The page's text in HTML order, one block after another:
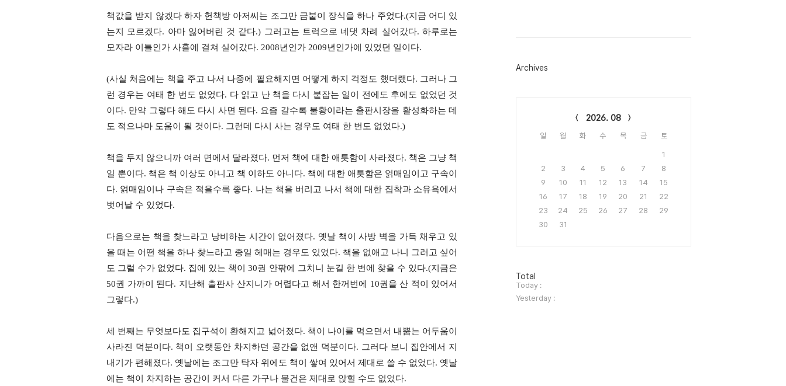
책값을 받지 않겠다 하자 헌책방 아저씨는 조그만 금붙이 장식을 하나 주었다.(지금 어디 있
는지 모르겠다. 아마 잃어버린 것 같다.) 그러고는 트럭으로 네댓 차례 실어갔다.하루로는
모자라 이틀인가 사흘에 걸쳐 실어갔다. 2008년인가 2009년인가에 있었던 일이다.
(사실 처음에는 책을 주고 나서 나중에 필요해지면 어떻게 하지 걱정도 했더랬다. 그러나 그
런 경우는 여태 한 번도 없었다. 다 읽고 난 책을 다시 붙잡는 일이 전에도 후에도 없었던 것
이다. 만약 그렇다 해도 다시 사면 된다. 요즘 갈수록 불황이라는 출판시장을 활성화하는 데
도 적으나마 도움이 될 것이다. 그런데 다시 사는 경우도 여태 한 번도 없었다.)
책을 두지 않으니까 여러 면에서 달라졌다. 먼저 책에 대한 애틋함이 사라졌다. 책은 그냥 책
일 뿐이다. 책은 책 이상도 아니고 책 이하도 아니다. 책에 대한 애틋함은 얽매임이고 구속이
다. 얽매임이나 구속은 적을수록 좋다. 나는 책을 버리고 나서 책에 대한 집착과 소유욕에서
벗어날 수 있었다.
다음으로는 책을 찾느라고 낭비하는 시간이 없어졌다. 옛날 책이 사방 벽을 가득 채우고 있
을 때는 어떤 책을 하나 찾느라고 종일 헤매는 경우도 있었다. 책을 없애고 나니 그러고 싶어
도 그럴 수가 없었다. 집에 있는 책이30권 안팎에 그치니 눈길 한 번에 찾을 수 있다.(지금은
50권 가까이 된다. 지난해 출판사 산지니가 어렵다고 해서 한꺼번에 10권을 산 적이 있어서
그렇다.)
세 번째는 무엇보다도 집구석이 환해지고 넓어졌다. 책이 나이를 먹으면서 내뿜는 어두움이
사라진 덕분이다. 책이 오랫동안 차지하던 공간을 없앤 덕분이다. 그러다 보니 집안에서 지
내기가 편해졌다. 옛날에는 조그만 탁자 위에도 책이 쌓여 있어서 제대로 쓸 수 없었다. 옛날
에는 책이 차지하는 공간이 커서 다른 가구나 물건은 제대로 앉힐 수도 없었다.
그
Archives
2026. 08
일 월 화 수 목 금 토
1
2
3 4 5 6 7
8
9
10 11 12 13 14
15
16
17 18 19 20 21
22
23
24 25 26 27 28
29
30
31
방
문
자
수
Total
Today :
Yesterday :